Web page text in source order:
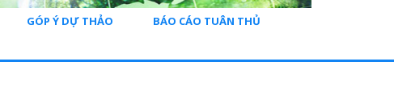
GÓP Ý DỰ THẢO
BÁO CÁO TUÂN THỦ